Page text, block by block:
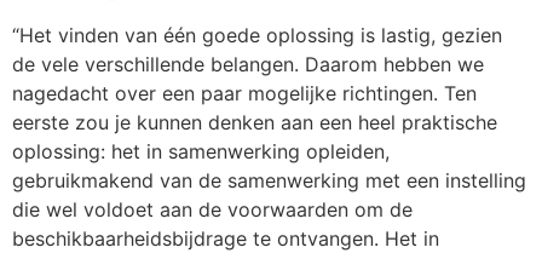
“Het vinden van één goede oplossing is lastig, gezien
de vele verschillende belangen. Daarom hebben we
nagedacht over een paar mogelijke richtingen. Ten
eerste zou je kunnen denken aan een heel praktische
oplossing: het in samenwerking opleiden,
gebruikmakend van de samenwerking met een instelling
die wel voldoet aan de voorwaarden om de
beschikbaarheidsbijdrage te ontvangen. Het in